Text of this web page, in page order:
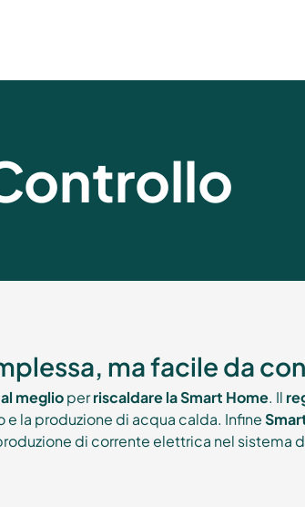
ma facile da
al meglioperriscaldare la Smart Home. Il
la produzione di acqua calda. Infine
di corrente elettrica nel sistema